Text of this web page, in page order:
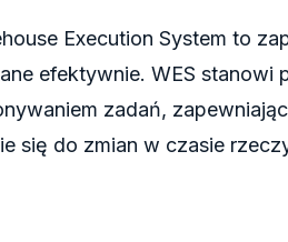
Execution System to
efektywnie. WES stanowi
zadań,
się do zmian w czasie